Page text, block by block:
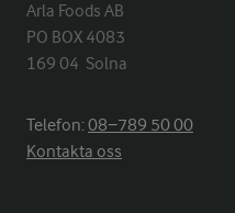
Arla Foods AB
PO BOX 4083
169 04  Solna
Telefon:08−789 50 00
Kontakta oss